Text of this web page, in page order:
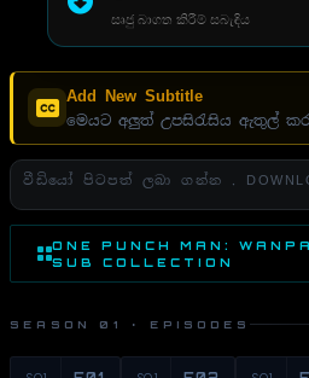
සෘජු බාගත කිරීම් සබැඳිය
Add New Subtitle
මෙයට අලුත් උපසිරැසිය ඇතුල්
වීඩියෝ පිටපත් ලබා ගන්න .
ONE PUNCH MAN:
SUB COLLECTION
SEASON 01 · EPISODES